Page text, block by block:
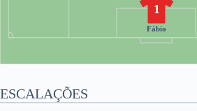
1
Fábio
ESCALAÇÕES